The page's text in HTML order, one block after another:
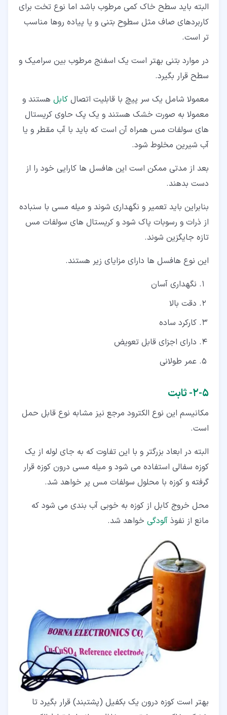
البته باید سطح خاک کمی مرطوب باشد اما نوع تخت برای
کاربردهای صاف مثل سطوح بتنی و یا پیاده روها مناسب
تر است.
در موارد بتنی بهتر است یک اسفنج مرطوب بین سرامیک و
سطح قرار بگیرد.
معمولا شامل یک سر پیچ با قابلیت اتصال کابل هستند و
معمولا به صورت خشک هستند و یک پک حاوی کریستال
های سولفات مس همراه آن است که باید با آب مقطر و یا
آب شیرین مخلوط شود.
بعد از مدتی ممکن است این هافسل ها کارایی خود را از
دست بدهند.
بنابراین باید تعمیر و نگهداری شوند و میله مسی با سنباده
از ذرات و رسوبات پاک شود و کریستال های سولفات مس
تازه جایگزین شوند.
این نوع هافسل ها دارای مزایای زیر هستند.
نگهداری آسان
دقت بالا
کارکرد ساده
دارای اجزای قابل تعویض
عمر طولانی
۵‏-‏۲‏- ثابت
مکانیسم این نوع الکترود مرجع نیز مشابه نوع قابل حمل
است.
البته در ابعاد بزرگتر و با این تفاوت که به جای لوله از یک
کوزه سفالی استفاده می شود و میله مسی درون کوزه قرار
گرفته و کوزه با محلول سولفات مس پر خواهد شد.
محل خروج کابل از کوزه به خوبی آب بندی می شود که
مانع از نفوذ آلودگی خواهد شد.
بهتر است کوزه درون یک بکفیل (پشتبند) قرار بگیرد تا